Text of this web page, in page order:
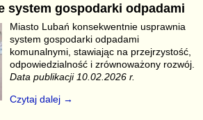
system gospodarki odpadami
Miasto Lubań konsekwentnie usprawnia
system gospodarki odpadami
komunalnymi, stawiając na przejrzystość,
odpowiedzialność i zrównoważony rozwój.
Data publikacji 10.02.2026 r.
Czytaj dalej →